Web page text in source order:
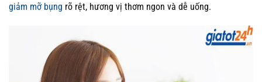
giảm mỡ bụng rõ rệt, hương vị thơm ngon và dễ uống.